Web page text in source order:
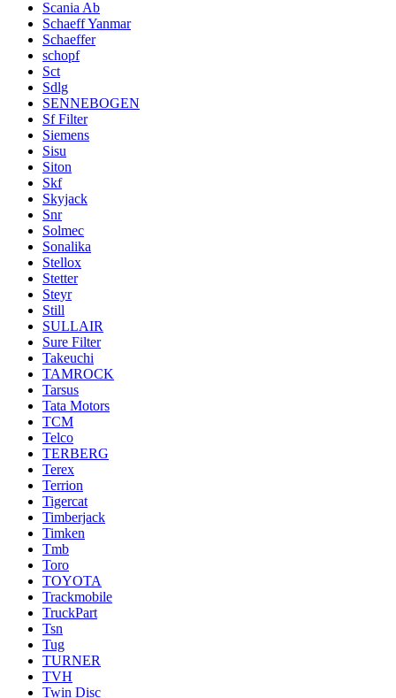
Scania Ab
Schaeff Yanmar
Schaeffer
schopf
Sct
Sdlg
SENNEBOGEN
Sf Filter
Siemens
Sisu
Siton
Skf
Skyjack
Snr
Solmec
Sonalika
Stellox
Stetter
Steyr
Still
SULLAIR
Sure Filter
Takeuchi
TAMROCK
Tarsus
Tata Motors
TCM
Telco
TERBERG
Terex
Terrion
Tigercat
Timberjack
Timken
Tmb
Toro
TOYOTA
Trackmobile
TruckPart
Tsn
Tug
TURNER
TVH
Twin Disc